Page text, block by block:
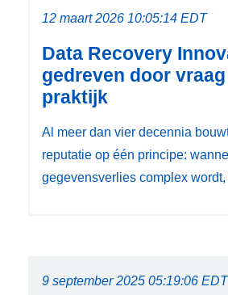
12 maart 2026 10:05:14 EDT
Data Recovery
gedreven door
praktijk
Al meer dan vier decennia
reputatie op één principe:
gegevensverlies complex wordt,
9 september 2025 05:19:06 EDT